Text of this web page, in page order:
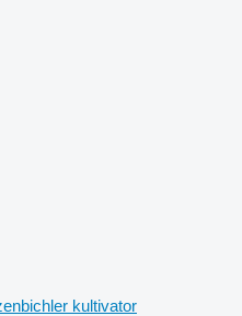
kultivator